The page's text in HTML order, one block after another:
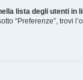
lista degli utenti in
“Preferenze”, trovi